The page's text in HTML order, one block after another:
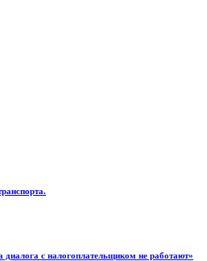
диалога с налогоплательщиком не работают»